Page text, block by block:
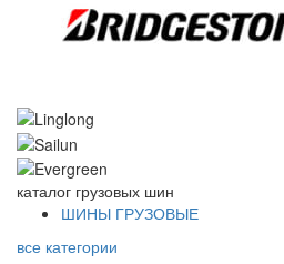
каталог грузовых шин
ШИНЫ ГРУЗОВЫЕ
все категории